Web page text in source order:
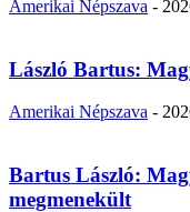
Amerikai Népszava -
László Bartus:
Amerikai Népszava -
Bartus László:
megmenekült